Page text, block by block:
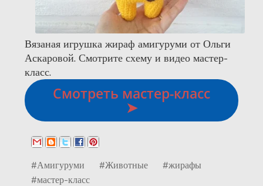
Вязаная игрушка жираф амигуруми от Ольги
Аскаровой. Смотрите схему и видео мастер-
класс.
Смотреть мастер-класс
➤
#Амигуруми #Животные
#жирафы
#мастер-класс